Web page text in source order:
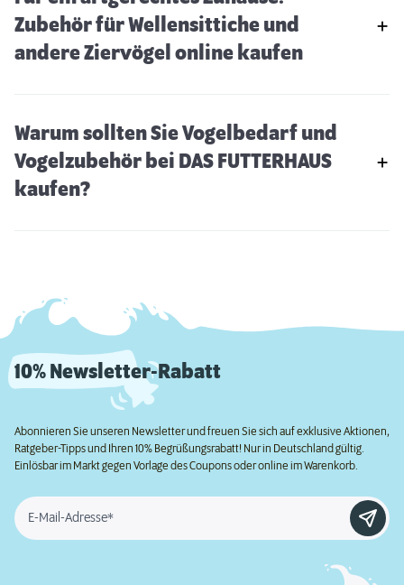
Zubehör für Wellensittiche und
andere Ziervögel online kaufen
Warum sollten Sie Vogelbedarf und
Vogelzubehör bei DAS FUTTERHAUS
kaufen?
10% Newsletter-Rabatt
Abonnieren Sie unseren Newsletter und freuen Sie sich auf exklusive Aktionen,
Ratgeber-Tipps und Ihren 10% Begrüßungsrabatt! Nur in Deutschland gültig.
Einlösbar im Markt gegen Vorlage des Coupons oder online im Warenkorb.
E-Mail-Adresse*